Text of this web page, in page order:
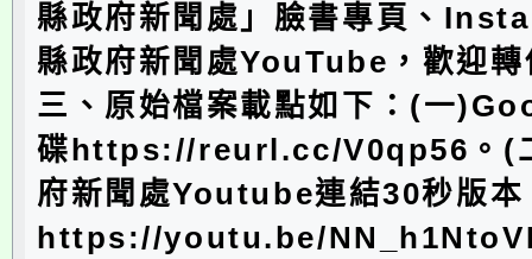
縣政府新聞處」臉書專頁、
縣政府新聞處YouTube，歡迎轉
三、原始檔案載點如下：(一
碟https://reurl.cc/V0qp56。(
府新聞處Youtube連結30秒版本
https://youtu.be/